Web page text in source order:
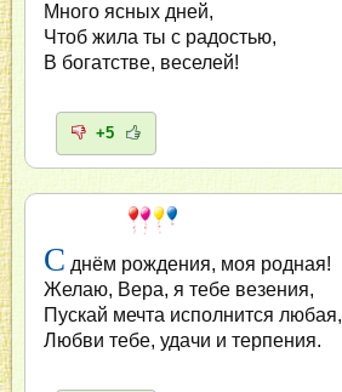
Много ясных дней,
Чтоб жила ты с радостью,
В богатстве, веселей!
+5
С днём рождения, моя родная!
Желаю, Вера, я тебе везения,
Пускай мечта исполнится любая,
Любви тебе, удачи и терпения.